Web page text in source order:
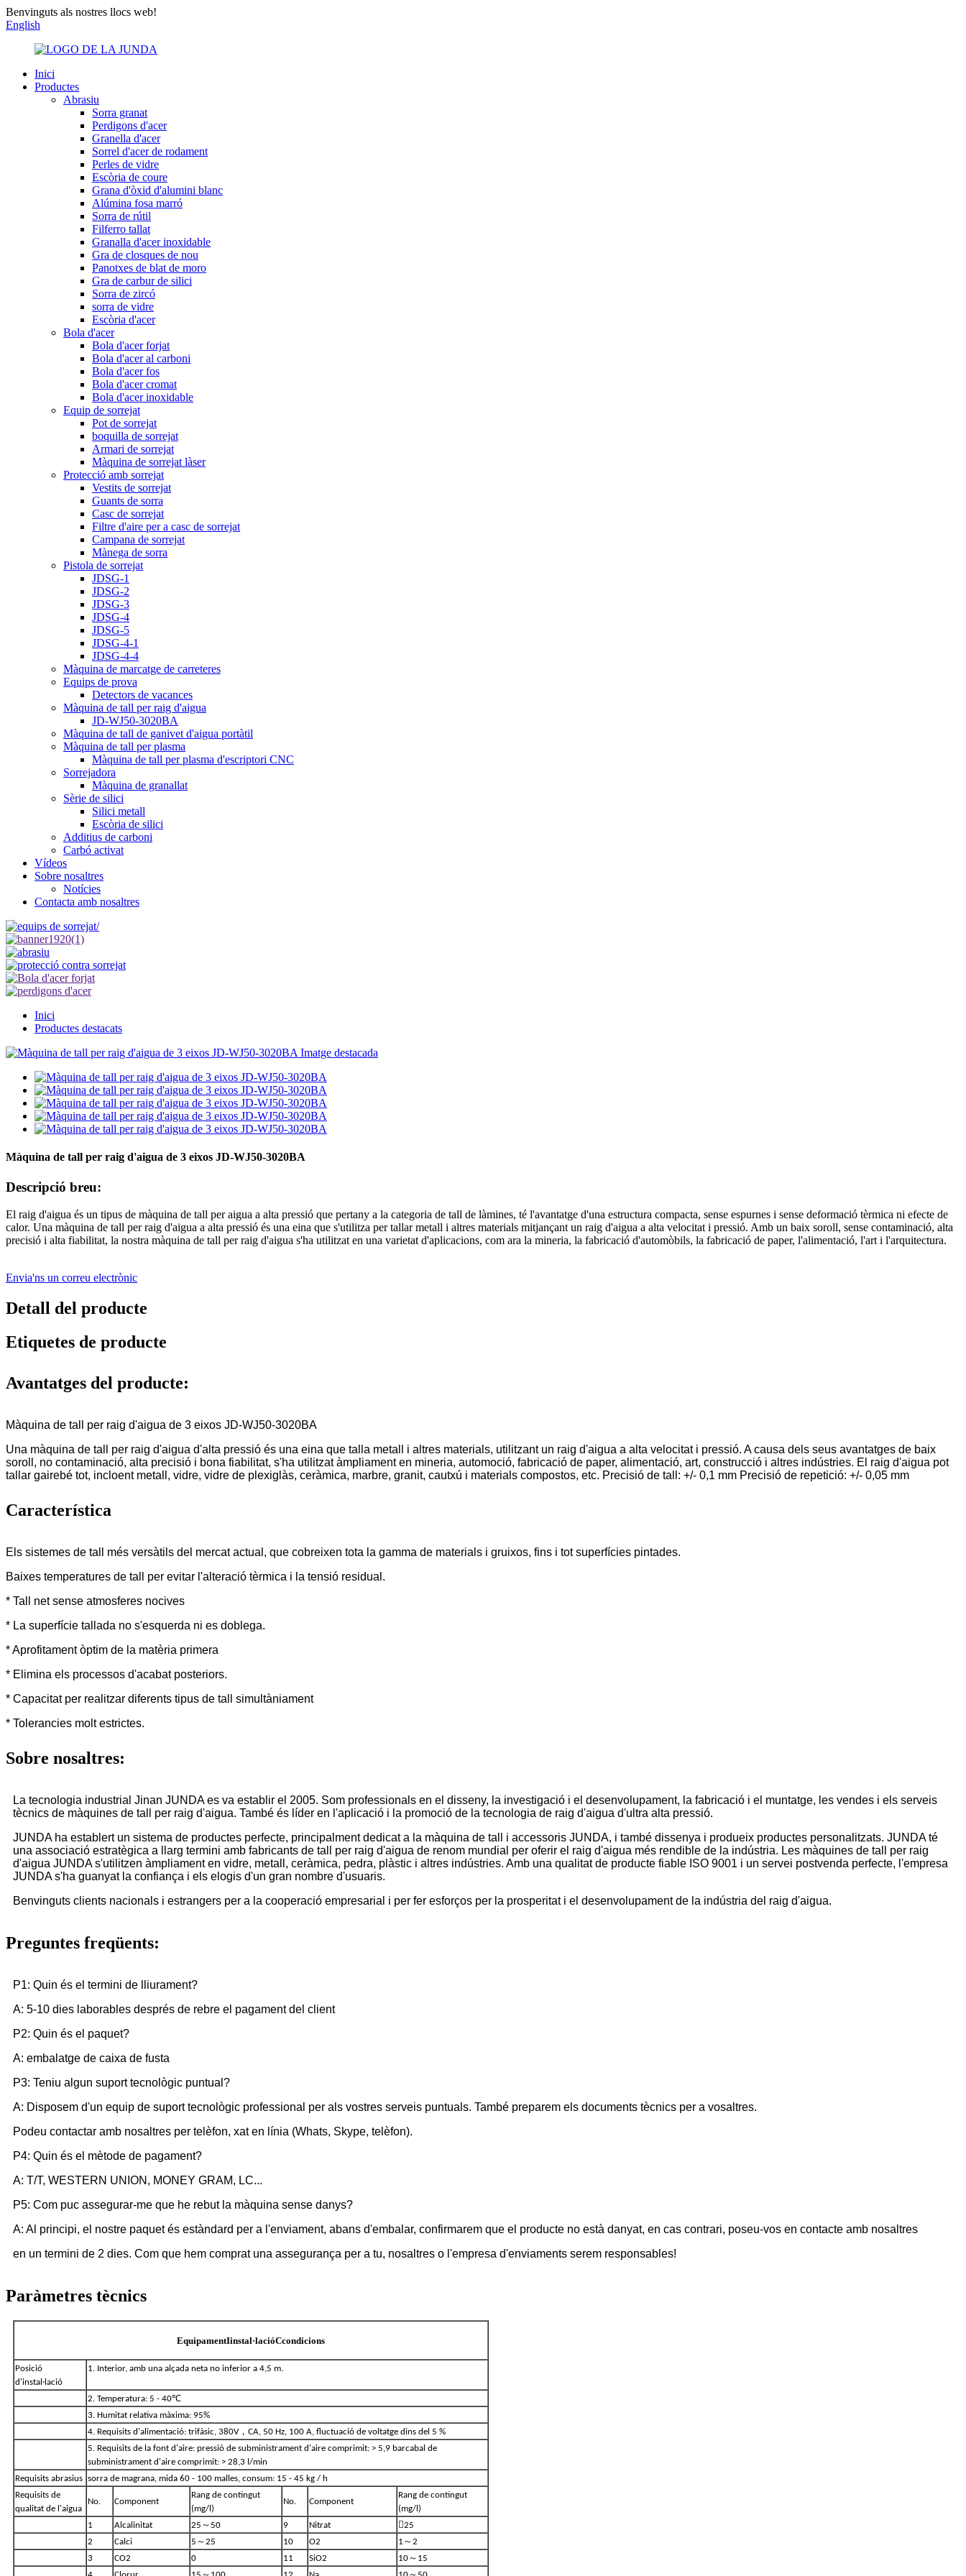
Benvinguts als nostres llocs web!
English
Inici
Productes
Abrasiu
Sorra granat
Perdigons d'acer
Granella d'acer
Sorrel d'acer de rodament
Perles de vidre
Escòria de coure
Grana d'òxid d'alumini blanc
Alúmina fosa marró
Sorra de rútil
Filferro tallat
Granalla d'acer inoxidable
Gra de closques de nou
Panotxes de blat de moro
Gra de carbur de silici
Sorra de zircó
sorra de vidre
Escòria d'acer
Bola d'acer
Bola d'acer forjat
Bola d'acer al carboni
Bola d'acer fos
Bola d'acer cromat
Bola d'acer inoxidable
Equip de sorrejat
Pot de sorrejat
boquilla de sorrejat
Armari de sorrejat
Màquina de sorrejat làser
Protecció amb sorrejat
Vestits de sorrejat
Guants de sorra
Casc de sorrejat
Filtre d'aire per a casc de sorrejat
Campana de sorrejat
Mànega de sorra
Pistola de sorrejat
JDSG-1
JDSG-2
JDSG-3
JDSG-4
JDSG-5
JDSG-4-1
JDSG-4-4
Màquina de marcatge de carreteres
Equips de prova
Detectors de vacances
Màquina de tall per raig d'aigua
JD-WJ50-3020BA
Màquina de tall de ganivet d'aigua portàtil
Màquina de tall per plasma
Màquina de tall per plasma d'escriptori CNC
Sorrejadora
Màquina de granallat
Sèrie de silici
Silici metall
Escòria de silici
Additius de carboni
Carbó activat
Vídeos
Sobre nosaltres
Notícies
Contacta amb nosaltres
Inici
Productes destacats
Màquina de tall per raig d'aigua de 3 eixos JD-WJ50-3020BA
Descripció breu:
El raig d'aigua és un tipus de màquina de tall per aigua a alta pressió que pertany a la categoria de tall de làmines, té l'avantatge d'una estructura compacta, sense espurnes i sense deformació tèrmica ni efecte de
calor. Una màquina de tall per raig d'aigua a alta pressió és una eina que s'utilitza per tallar metall i altres materials mitjançant un raig d'aigua a alta velocitat i pressió. Amb un baix soroll, sense contaminació, alta
precisió i alta fiabilitat, la nostra màquina de tall per raig d'aigua s'ha utilitzat en una varietat d'aplicacions, com ara la mineria, la fabricació d'automòbils, la fabricació de paper, l'alimentació, l'art i l'arquitectura.
Envia'ns un correu electrònic
Detall del producte
Etiquetes de producte
Avantatges del producte:
Màquina de tall per raig d'aigua de 3 eixos JD-WJ50-3020BA
Una màquina de tall per raig d'aigua d'alta pressió és una eina que talla metall i altres materials, utilitzant un raig d'aigua a alta velocitat i pressió. A causa dels seus avantatges de baix
soroll, no contaminació, alta precisió i bona fiabilitat, s'ha utilitzat àmpliament en mineria, automoció, fabricació de paper, alimentació, art, construcció i altres indústries. El raig d'aigua pot
tallar gairebé tot, incloent metall, vidre, vidre de plexiglàs, ceràmica, marbre, granit, cautxú i materials compostos, etc. Precisió de tall: +/- 0,1 mm Precisió de repetició: +/- 0,05 mm
Característica
Els sistemes de tall més versàtils del mercat actual, que cobreixen tota la gamma de materials i gruixos, fins i tot superfícies pintades.
Baixes temperatures de tall per evitar l'alteració tèrmica i la tensió residual.
* Tall net sense atmosferes nocives
* La superfície tallada no s'esquerda ni es doblega.
* Aprofitament òptim de la matèria primera
* Elimina els processos d'acabat posteriors.
* Capacitat per realitzar diferents tipus de tall simultàniament
* Tolerancies molt estrictes.
Sobre nosaltres:
La tecnologia industrial Jinan JUNDA es va establir el 2005. Som professionals en el disseny, la investigació i el desenvolupament, la fabricació i el muntatge, les vendes i els serveis
tècnics de màquines de tall per raig d'aigua. També és líder en l'aplicació i la promoció de la tecnologia de raig d'aigua d'ultra alta pressió.
JUNDA ha establert un sistema de productes perfecte, principalment dedicat a la màquina de tall i accessoris JUNDA, i també dissenya i produeix productes personalitzats. JUNDA té
una associació estratègica a llarg termini amb fabricants de tall per raig d'aigua de renom mundial per oferir el raig d'aigua més rendible de la indústria. Les màquines de tall per raig
d'aigua JUNDA s'utilitzen àmpliament en vidre, metall, ceràmica, pedra, plàstic i altres indústries. Amb una qualitat de producte fiable ISO 9001 i un servei postvenda perfecte, l'empresa
JUNDA s'ha guanyat la confiança i els elogis d'un gran nombre d'usuaris.
Benvinguts clients nacionals i estrangers per a la cooperació empresarial i per fer esforços per la prosperitat i el desenvolupament de la indústria del raig d'aigua.
Preguntes freqüents:
P1: Quin és el termini de lliurament?
A: 5-10 dies laborables després de rebre el pagament del client
P2: Quin és el paquet?
A: embalatge de caixa de fusta
P3: Teniu algun suport tecnològic puntual?
A: Disposem d'un equip de suport tecnològic professional per als vostres serveis puntuals. També preparem els documents tècnics per a vosaltres.
Podeu contactar amb nosaltres per telèfon, xat en línia (Whats, Skype, telèfon).
P4: Quin és el mètode de pagament?
A: T/T, WESTERN UNION, MONEY GRAM, LC...
P5: Com puc assegurar-me que he rebut la màquina sense danys?
A: Al principi, el nostre paquet és estàndard per a l'enviament, abans d'embalar, confirmarem que el producte no està danyat, en cas contrari, poseu-vos en contacte amb nosaltres
en un termini de 2 dies. Com que hem comprat una assegurança per a tu, nosaltres o l'empresa d'enviaments serem responsables!
Paràmetres tècnics
EquipamentIinstal·lacióCcondicions
Posició
d'instal·lació
1. Interior, amb una alçada neta no inferior a 4,5 m.
2. Temperatura: 5 - 40℃
3. Humitat relativa màxima: 95%
4. Requisits d'alimentació: trifàsic, 380V， CA, 50 Hz, 100 A, fluctuació de voltatge dins del 5 %
5. Requisits de la font d'aire: pressió de subministrament d'aire comprimit: > 5,9 barcabal de
subministrament d'aire comprimit: > 28,3 l/min
Requisits abrasius sorra de magrana, mida 60 - 100 malles, consum: 15 - 45 kg / h
Requisits de
qualitat de l'aigua
No. Component
Rang de contingut
(mg/l)
No. Component
Rang de contingut
(mg/l)
1
Alcalinitat 25 ～50 9 Nitrat 25
2
Calci 5 ～25 10 O2 1 ～2
3
CO2 0 11 SiO2 10～ 15